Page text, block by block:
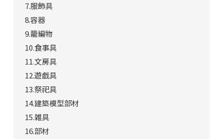
7.服飾具
8.容器
9.籠編物
10.食事具
11.文房具
12.遊戯具
13.祭祀具
14.建築模型部材
15.雑具
16.部材